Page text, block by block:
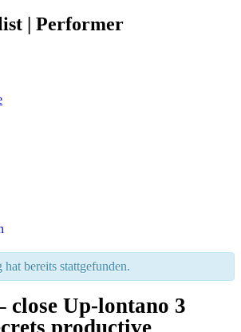
| Performer
hat bereits stattgefunden.
close Up-lontano 3
productive